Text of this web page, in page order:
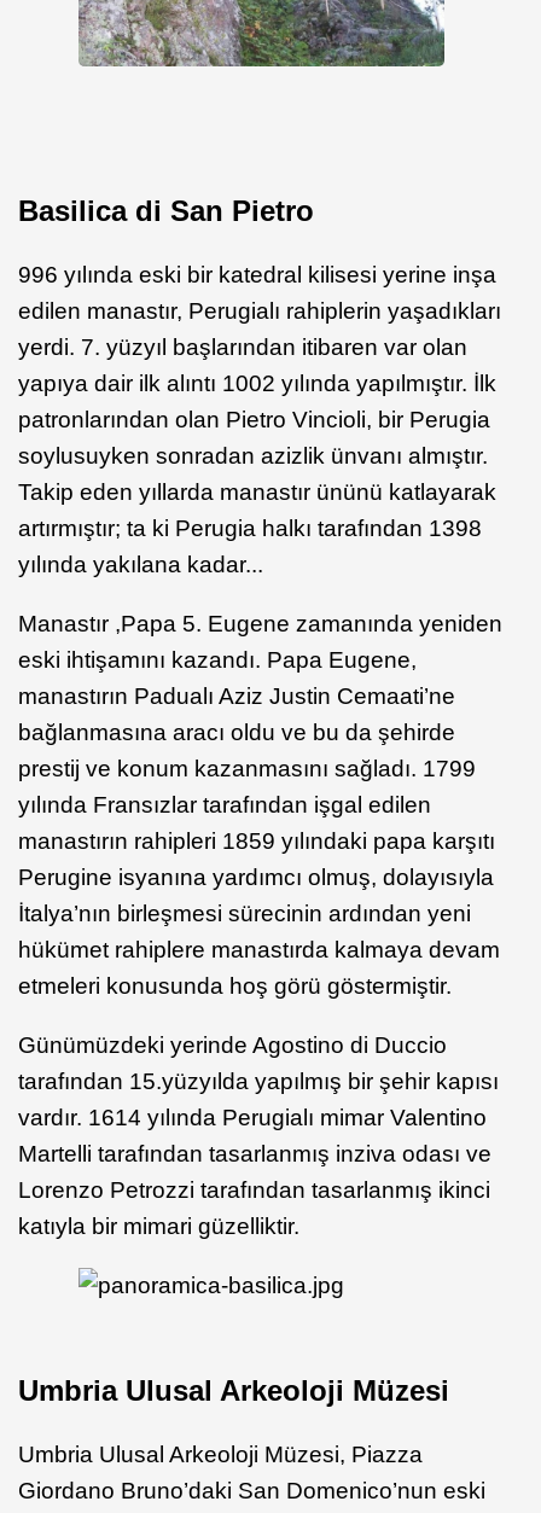
Basilica di San Pietro
996 yılında eski bir katedral kilisesi yerine inşa
edilen manastır, Perugialı rahiplerin yaşadıkları
yerdi. 7. yüzyıl başlarından itibaren var olan
yapıya dair ilk alıntı 1002 yılında yapılmıştır. İlk
patronlarından olan Pietro Vincioli, bir Perugia
soylusuyken sonradan azizlik ünvanı almıştır.
Takip eden yıllarda manastır ününü katlayarak
artırmıştır; ta ki Perugia halkı tarafından 1398
yılında yakılana kadar...
Manastır ,Papa 5. Eugene zamanında yeniden
eski ihtişamını kazandı. Papa Eugene,
manastırın Padualı Aziz Justin Cemaati’ne
bağlanmasına aracı oldu ve bu da şehirde
prestij ve konum kazanmasını sağladı. 1799
yılında Fransızlar tarafından işgal edilen
manastırın rahipleri 1859 yılındaki papa karşıtı
Perugine isyanına yardımcı olmuş, dolayısıyla
İtalya’nın birleşmesi sürecinin ardından yeni
hükümet rahiplere manastırda kalmaya devam
etmeleri konusunda hoş görü göstermiştir.
Günümüzdeki yerinde Agostino di Duccio
tarafından 15.yüzyılda yapılmış bir şehir kapısı
vardır. 1614 yılında Perugialı mimar Valentino
Martelli tarafından tasarlanmış inziva odası ve
Lorenzo Petrozzi tarafından tasarlanmış ikinci
katıyla bir mimari güzelliktir.
Umbria Ulusal Arkeoloji Müzesi
Umbria Ulusal Arkeoloji Müzesi, Piazza
Giordano Bruno’daki San Domenico’nun eski